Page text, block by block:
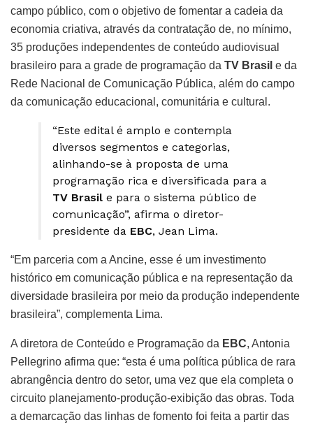
campo público, com o objetivo de fomentar a cadeia da
economia criativa, através da contratação de, no mínimo,
35 produções independentes de conteúdo audiovisual
brasileiro para a grade de programação da TV Brasil e da
Rede Nacional de Comunicação Pública, além do campo
da comunicação educacional, comunitária e cultural.
“Este edital é amplo e contempla
diversos segmentos e categorias,
alinhando-se à proposta de uma
programação rica e diversificada para a
TV Brasil e para o sistema público de
comunicação”, afirma o diretor-
presidente da EBC, Jean Lima.
“Em parceria com a Ancine, esse é um investimento
histórico em comunicação pública e na representação da
diversidade brasileira por meio da produção independente
brasileira”, complementa Lima.
A diretora de Conteúdo e Programação da EBC, Antonia
Pellegrino afirma que: “esta é uma política pública de rara
abrangência dentro do setor, uma vez que ela completa o
circuito planejamento-produção-exibição das obras. Toda
a demarcação das linhas de fomento foi feita a partir das